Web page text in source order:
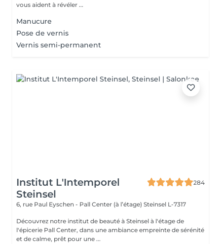
vous aident à révéler ...
Manucure
Pose de vernis
Vernis semi-permanent
Institut L'Intemporel
Steinsel
284
6, rue Paul Eyschen - Pall Center (à l’étage) Steinsel L-7317
Découvrez notre institut de beauté à Steinsel à l'étage de
l'épicerie Pall Center, dans une ambiance empreinte de sérénité
et de calme, prêt pour une ...